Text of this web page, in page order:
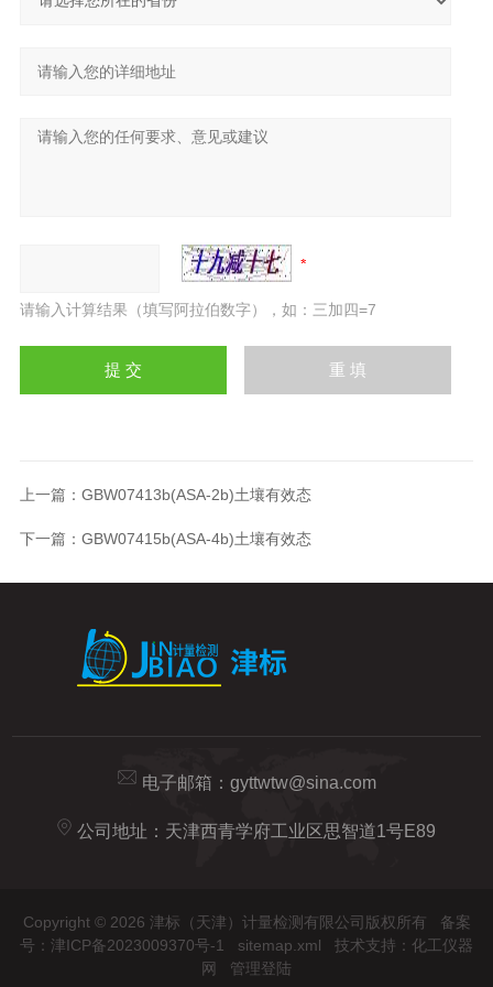
请输入计算结果（填写阿拉伯数字），如：三加四=7
上一篇： GBW07413b(ASA-2b)土壤有效态
下一篇： GBW07415b(ASA-4b)土壤有效态
电子邮箱： gyttwtw@sina.com
公司地址：天津西青学府工业区思智道1号E89
Copyright © 2026 津标（天津）计量检测有限公司版权所有 备案
号：津ICP备2023009370号-1
sitemap.xml 技术支持： 化工仪器
网
管理登陆